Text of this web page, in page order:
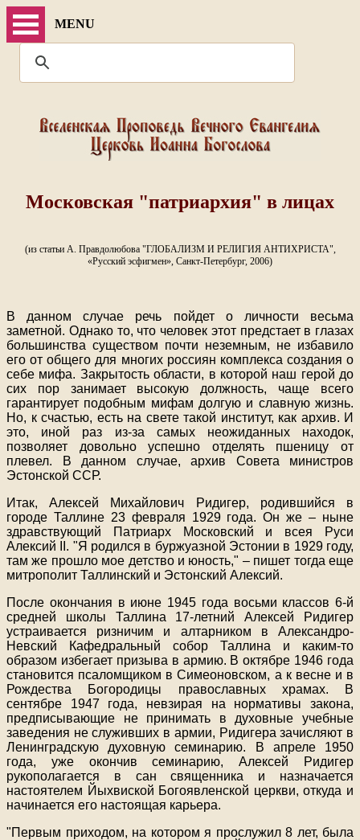
MENU
Московская "патриархия" в лицах
(из статьи А. Правдолюбова "ГЛОБАЛИЗМ И РЕЛИГИЯ АНТИХРИСТА",
«Русский эсфигмен», Санкт-Петербург, 2006)
В данном случае речь пойдет о личности весьма
заметной. Однако то, что человек этот предстает в глазах
большинства существом почти неземным, не избавило
его от общего для многих россиян комплекса создания о
себе мифа. Закрытость области, в которой наш герой до
сих пор занимает высокую должность, чаще всего
гарантирует подобным мифам долгую и славную жизнь.
Но, к счастью, есть на свете такой институт, как архив. И
это, иной раз из-за самых неожиданных находок,
позволяет довольно успешно отделять пшеницу от
плевел. В данном случае, архив Совета министров
Эстонской ССР.
Итак, Алексей Михайлович Ридигер, родившийся в
городе Таллине 23 февраля 1929 года. Он же – ныне
здравствующий Патриарх Московский и всея Руси
Алексий II. "Я родился в буржуазной Эстонии в 1929 году,
там же прошло мое детство и юность," – пишет тогда еще
митрополит Таллинский и Эстонский Алексий.
После окончания в июне 1945 года восьми классов 6-й
средней школы Таллина 17-летний Алексей Ридигер
устраивается ризничим и алтарником в Александро-
Невский Кафедральный собор Таллина и каким-то
образом избегает призыва в армию. В октябре 1946 года
становится псаломщиком в Симеоновском, а к весне и в
Рождества Богородицы православных храмах. В
сентябре 1947 года, невзирая на нормативы закона,
предписывающие не принимать в духовные учебные
заведения не служивших в армии, Ридигера зачисляют в
Ленинградскую духовную семинарию. В апреле 1950
года, уже окончив семинарию, Алексей Ридигер
рукополагается в сан священника и назначается
настоятелем Йыхвиской Богоявленской церкви, откуда и
начинается его настоящая карьера.
"Первым приходом, на котором я прослужил 8 лет, была